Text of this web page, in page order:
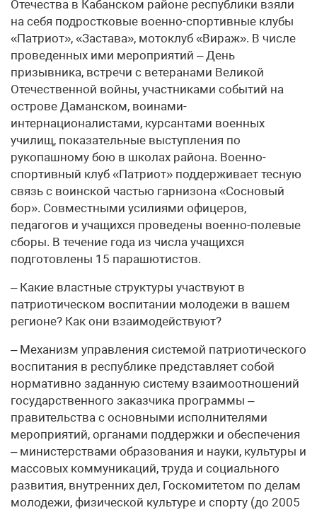
Отечества в Кабанском районе республики взяли
на себя подростковые военно-спортивные клубы
«Патриот», «Застава», мотоклуб «Вираж». В числе
проведенных ими мероприятий – День
призывника, встречи с ветеранами Великой
Отечественной войны, участниками событий на
острове Даманском, воинами-
интернационалистами, курсантами военных
училищ, показательные выступления по
рукопашному бою в школах района. Военно-
спортивный клуб «Патриот» поддерживает тесную
связь с воинской частью гарнизона «Сосновый
бор». Совместными усилиями офицеров,
педагогов и учащихся проведены военно-полевые
сборы. В течение года из числа учащихся
подготовлены 15 парашютистов.
– Какие властные структуры участвуют в
патриотическом воспитании молодежи в вашем
регионе? Как они взаимодействуют?
– Механизм управления системой патриотического
воспитания в республике представляет собой
нормативно заданную систему взаимоотношений
государственного заказчика программы –
правительства с основными исполнителями
мероприятий, органами поддержки и обеспечения
– министерствами образования и науки, культуры и
массовых коммуникаций, труда и социального
развития, внутренних дел, Госкомитетом по делам
молодежи, физической культуре и спорту (до 2005